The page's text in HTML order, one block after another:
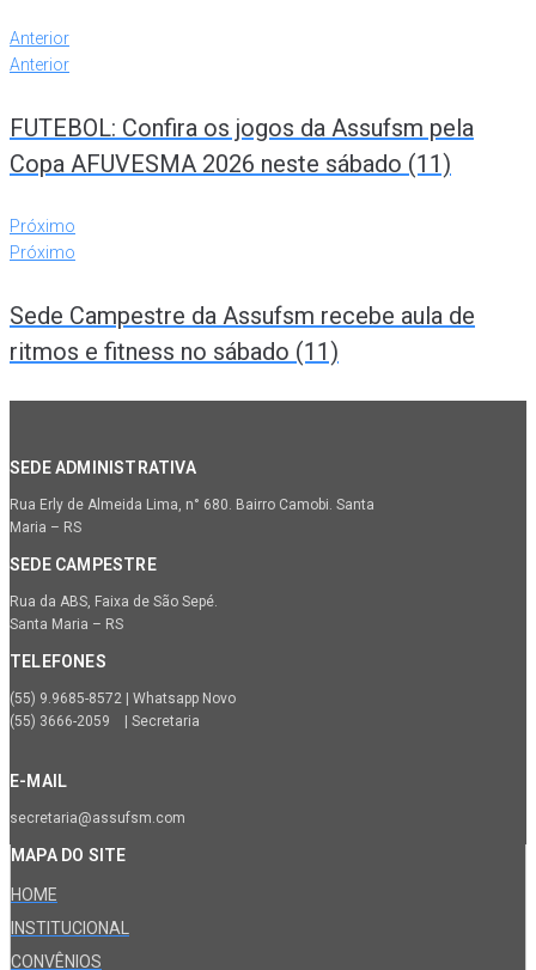
Anterior
Anterior
FUTEBOL: Confira os jogos da Assufsm pela
Copa AFUVESMA 2026 neste sábado (11)
Próximo
Próximo
Sede Campestre da Assufsm recebe aula de
ritmos e fitness no sábado (11)
SEDE ADMINISTRATIVA
Rua Erly de Almeida Lima, n° 680. Bairro Camobi. Santa
Maria – RS
SEDE CAMPESTRE
Rua da ABS, Faixa de São Sepé.
Santa Maria – RS
TELEFONES
(55) 9.9685-8572 | Whatsapp Novo
(55) 3666-2059 | Secretaria
E-MAIL
secretaria@assufsm.com
MAPA DO SITE
HOME
INSTITUCIONAL
CONVÊNIOS